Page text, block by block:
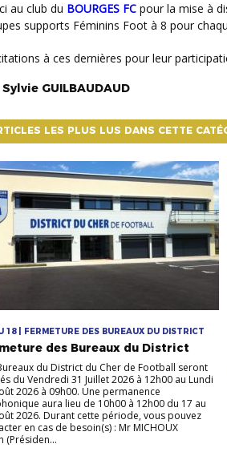
au club du BOURGES FC pour la mise à
supports Féminins Foot à 8 pour
à ces dernières pour leur
Sylvie GUILBAUDAUD
LES PLUS LUS DANS CETTE
18 | FERMETURE DES BUREAUX DU DISTRICT
des Bureaux du District
du District du Cher de Football seront
du Vendredi 31 Juillet 2026 à 12h00 au Lundi
2026 à 09h00. Une permanence
aura lieu de 10h00 à 12h00 du 17 au
2026. Durant cette période, vous pouvez
en cas de besoin(s) : Mr MICHOUX
(Présiden...